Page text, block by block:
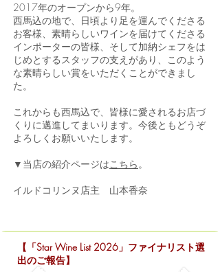
2017年のオープンから9年。
西馬込の地で、日頃より足を運んでくださる
お客様、素晴らしいワインを届けてくださる
インポーターの皆様、そして加納シェフをは
じめとするスタッフの支えがあり、このよう
な素晴らしい賞をいただくことができまし
た。
これからも西馬込で、皆様に愛されるお店づ
くりに邁進してまいります。今後ともどうぞ
よろしくお願いいたします。
▼当店の紹介ページはこちら。
イルドコリンヌ店主 山本香奈
【「Star Wine List 2026」ファイナリスト選
出のご報告】